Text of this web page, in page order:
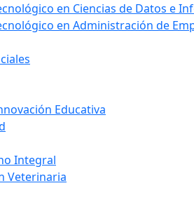
en Ciencias de Datos e
en Administración de
Educativa
Integral
Veterinaria